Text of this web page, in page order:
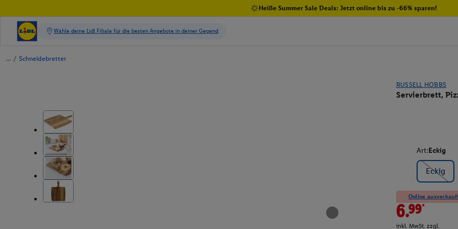
Heiße Summer Sale Deals: Jetzt online bis zu -66% sparen!
/ Schneidebretter
RUSSELL HOBBS
Servierbrett,
Art:Eckig
Eckig
Online
6.99*
inkl. MwSt. zzgl.